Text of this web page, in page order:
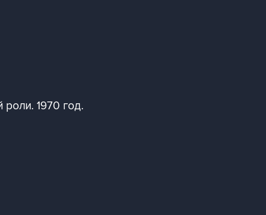
1970 год.